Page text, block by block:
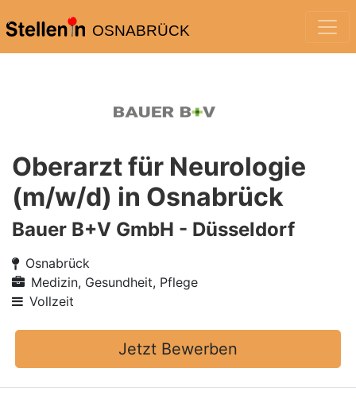
OSNABRÜCK
Oberarzt für Neurologie
(m/w/d) in Osnabrück
Bauer B+V GmbH - Düsseldorf
Osnabrück
Medizin, Gesundheit, Pflege
Vollzeit
Jetzt Bewerben